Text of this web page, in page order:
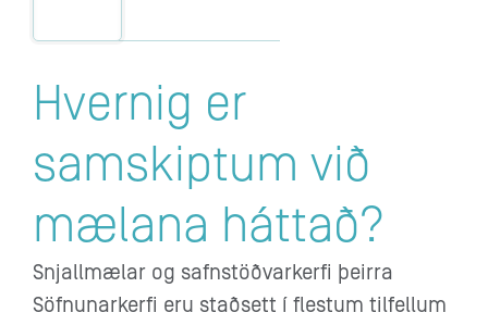
Hvernig er
samskiptum við
mælana háttað?
Snjallmælar og safnstöðvarkerfi þeirra
Söfnunarkerfi eru staðsett í flestum tilfellum